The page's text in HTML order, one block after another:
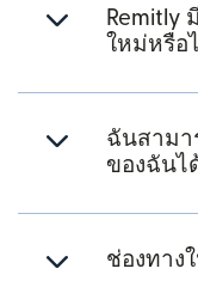
Remitly
ใหม่หรือ
ฉันสามา
ของฉันไ
ช่องทาง